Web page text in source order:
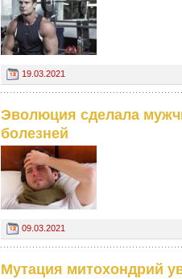
19.03.2021
Эволюция сделала
болезней
09.03.2021
Мутация митохондрий